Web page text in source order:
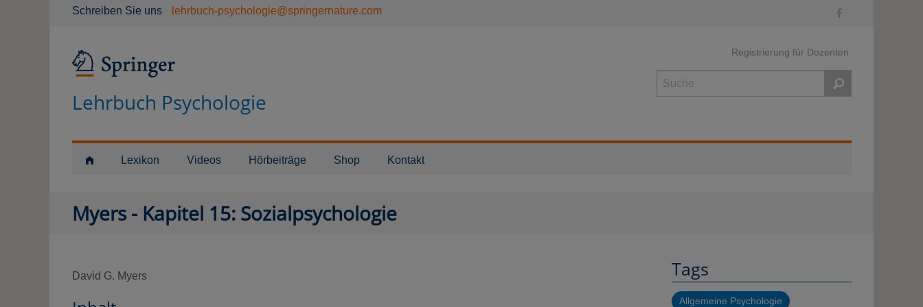
Schreiben Sie uns lehrbuch-psychologie@springernature.com
Lehrbuch Psychologie
Registrierung für Dozenten
Suche
Lexikon Videos Hörbeiträge Shop Kontakt
Myers - Kapitel 15: Sozialpsychologie
David G. Myers Tags
Allgemeine Psychologie